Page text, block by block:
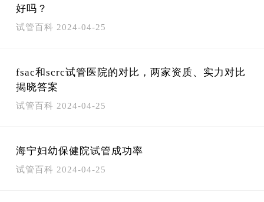
好吗？
试管百科 2024-04-25
fsac和scrc试管医院的对比，两家资质、实力对比
揭晓答案
试管百科 2024-04-25
海宁妇幼保健院试管成功率
试管百科 2024-04-25